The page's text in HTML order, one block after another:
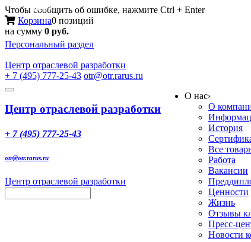
Чтобы сообщить об ошибке, нажмите Ctrl + Enter
Корзина0 позиций
на сумму 0 руб.
Персональный раздел
Центр отраслевой разработки
+ 7 (495) 777-25-43 otr@otr.rarus.ru
Toggle
Меню
Центр отраслевой разработки
+ 7 (495) 777-25-43
otr@otr.rarus.ru
Центр отраслевой разработки
О нас›
О
История
Все
Работа
Вакансии
Ценности
Жизнь
Отзывы
Пресс-
Новости